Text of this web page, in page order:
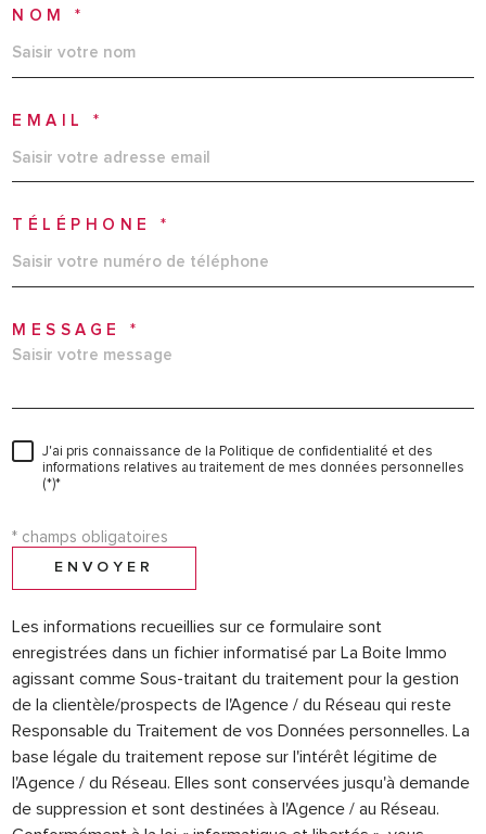
NOM *
EMAIL *
TÉLÉPHONE *
MESSAGE *
J'ai pris connaissance de la Politique de confidentialité et des
informations relatives au traitement de mes données personnelles
(*)*
* champs obligatoires
ENVOYER
Les informations recueillies sur ce formulaire sont
enregistrées dans un fichier informatisé par La Boite Immo
agissant comme Sous-traitant du traitement pour la gestion
de la clientèle/prospects de l'Agence / du Réseau qui reste
Responsable du Traitement de vos Données personnelles. La
base légale du traitement repose sur l'intérêt légitime de
l'Agence / du Réseau. Elles sont conservées jusqu'à demande
de suppression et sont destinées à l'Agence / au Réseau.